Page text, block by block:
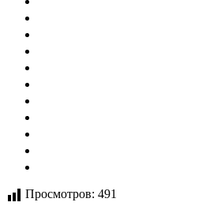
Просмотров: 491